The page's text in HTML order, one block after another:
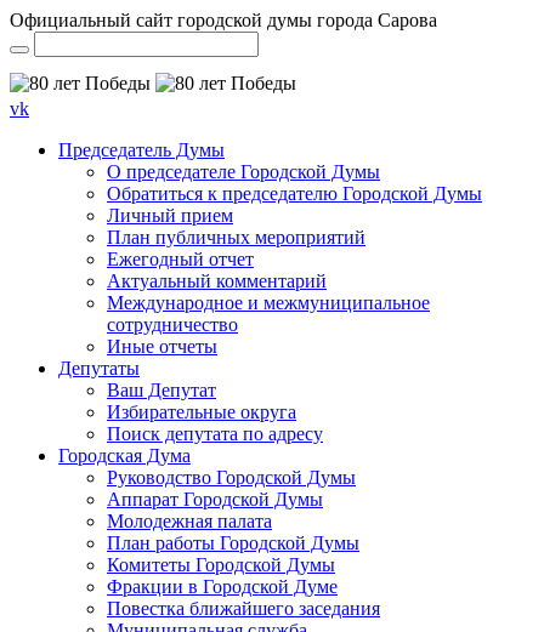
Официальный сайт городской думы города Сарова
vk
Председатель Думы
О председателе Городской Думы
Обратиться к председателю Городской Думы
Личный прием
План публичных мероприятий
Ежегодный отчет
Актуальный комментарий
Международное и межмуниципальное
сотрудничество
Иные отчеты
Депутаты
Ваш Депутат
Избирательные округа
Поиск депутата по адресу
Городская Дума
Руководство Городской Думы
Аппарат Городской Думы
Молодежная палата
План работы Городской Думы
Комитеты Городской Думы
Фракции в Городской Думе
Повестка ближайшего заседания